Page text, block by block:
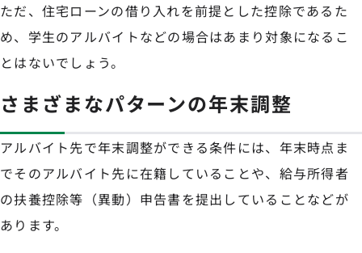
ただ、住宅ローンの借り入れを前提とした控除であるた
め、学生のアルバイトなどの場合はあまり対象になるこ
とはないでしょう。
さまざまなパターンの年末調整
アルバイト先で年末調整ができる条件には、年末時点ま
でそのアルバイト先に在籍していることや、給与所得者
の扶養控除等（異動）申告書を提出していることなどが
あります。